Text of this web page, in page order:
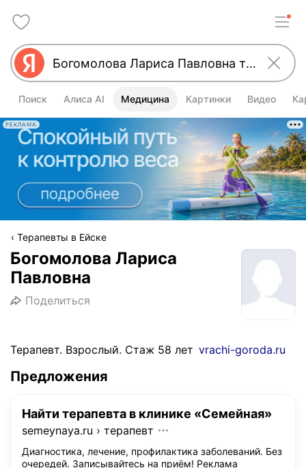
Поиск Алиса AI Медицина Картинки Видео
РЕКЛАМА
Терапевты в Ейске
Богомолова Лариса
Павловна
Поделиться
Терапевт. Взрослый. Стаж 58 лет vrachi-goroda.ru
Предложения
Найти терапевта в клинике «Семейная»
semeynaya.ru › терапевт
Диагностика, лечение, профилактика заболеваний. Без
очередей. Записывайтесь на приём! Реклама